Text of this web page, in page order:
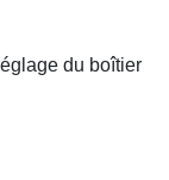
du boîtier